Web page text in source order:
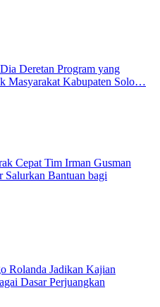
Deretan Program yang
Masyarakat Kabupaten Solo…
Cepat Tim Irman Gusman
Bantuan bagi
Rolanda Jadikan Kajian
Dasar Perjuangkan